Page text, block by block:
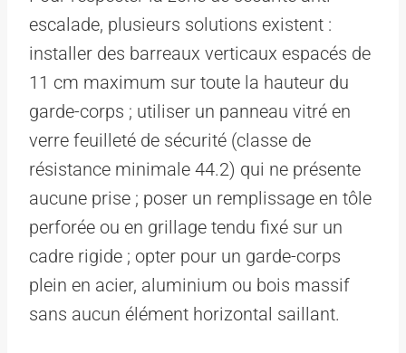
escalade, plusieurs solutions existent :
installer des barreaux verticaux espacés de
11 cm maximum sur toute la hauteur du
garde-corps ; utiliser un panneau vitré en
verre feuilleté de sécurité (classe de
résistance minimale 44.2) qui ne présente
aucune prise ; poser un remplissage en tôle
perforée ou en grillage tendu fixé sur un
cadre rigide ; opter pour un garde-corps
plein en acier, aluminium ou bois massif
sans aucun élément horizontal saillant.